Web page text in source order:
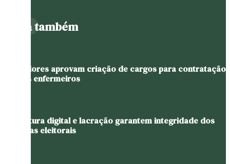
Leia também
Vereadores aprovam criação de cargos para contratação
de três enfermeiros
Assinatura digital e lacração garantem integridade dos
sistemas eleitorais